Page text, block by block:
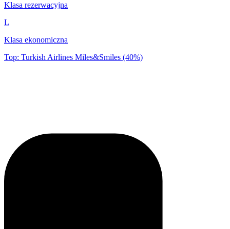
Klasa rezerwacyjna
L
Klasa ekonomiczna
Top: Turkish Airlines Miles&Smiles (40%)